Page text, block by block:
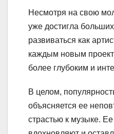
Несмотря на свою
уже достигла
развиваться как
каждым новым
более глубоким и
В целом,
объясняется ее
страстью к музыке.